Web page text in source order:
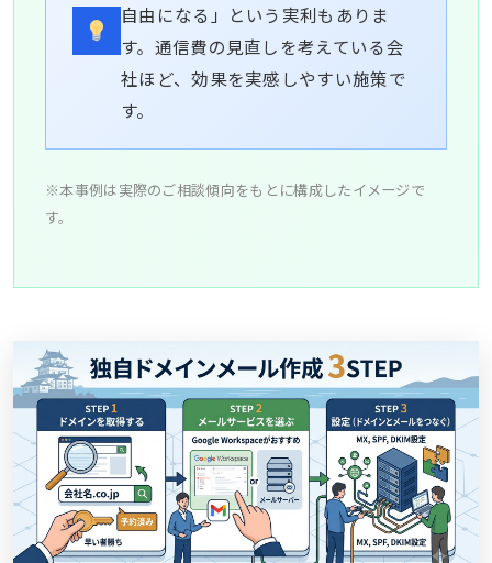
自由になる」という実利もありま
す。通信費の見直しを考えている会
社ほど、効果を実感しやすい施策で
す。
※本事例は実際のご相談傾向をもとに構成したイメージで
す。